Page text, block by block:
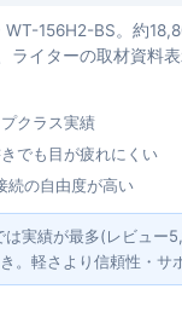
156H2-BS。約
イターの取材資料
クラス実績
でも目が疲れにくい
続の自由度が高い
実績が最多(レビュー
。軽さより信頼性・サ